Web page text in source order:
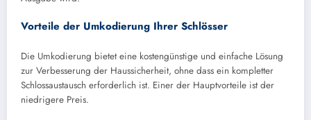
Vorteile der Umkodierung Ihrer Schlösser
Die Umkodierung bietet eine kostengünstige und einfache Lösung
zur Verbesserung der Haussicherheit, ohne dass ein kompletter
Schlossaustausch erforderlich ist. Einer der Hauptvorteile ist der
niedrigere Preis.